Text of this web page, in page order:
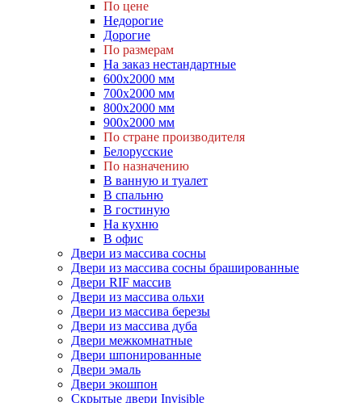
По цене
Недорогие
Дорогие
По размерам
На заказ нестандартные
600х2000 мм
700х2000 мм
800х2000 мм
900х2000 мм
По стране производителя
Белорусские
По назначению
В ванную и туалет
В спальню
В гостиную
На кухню
В офис
Двери из массива сосны
Двери из массива сосны брашированные
Двери RIF массив
Двери из массива ольхи
Двери из массива березы
Двери из массива дуба
Двери межкомнатные
Двери шпонированные
Двери эмаль
Двери экошпон
Скрытые двери Invisible